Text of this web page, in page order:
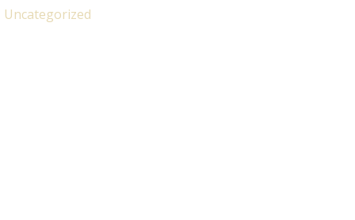
Uncategorized